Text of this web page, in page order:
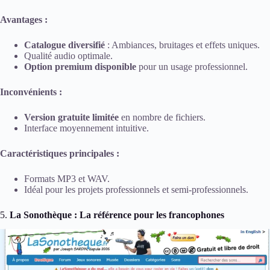
Avantages :
Catalogue diversifié : Ambiances, bruitages et effets uniques.
Qualité audio optimale.
Option premium disponible pour un usage professionnel.
Inconvénients :
Version gratuite limitée en nombre de fichiers.
Interface moyennement intuitive.
Caractéristiques principales :
Formats MP3 et WAV.
Idéal pour les projets professionnels et semi-professionnels.
5. La Sonothèque : La référence pour les francophones